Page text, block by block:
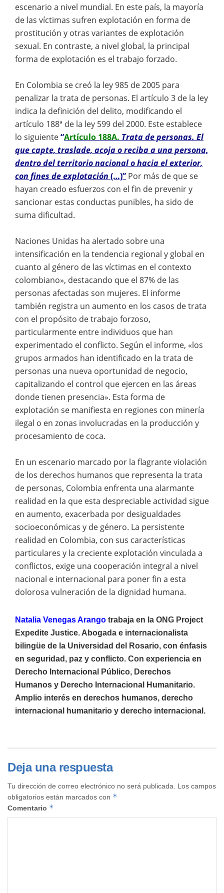
escenario a nivel mundial. En este país, la mayoría
de las víctimas sufren explotación en forma de
prostitución y otras variantes de explotación
sexual. En contraste, a nivel global, la principal
forma de explotación es el trabajo forzado.
En Colombia se creó la ley 985 de 2005 para
penalizar la trata de personas. El artículo 3 de la ley
indica la definición del delito, modificando el
artículo 188ª de la ley 599 del 2000. Este establece
lo siguiente“Artículo 188A. Trata de personas. El
que capte, traslade, acoja o reciba a una persona,
dentro del territorio nacional o hacia el exterior,
con fines de explotación (…)” Por más de que se
hayan creado esfuerzos con el fin de prevenir y
sancionar estas conductas punibles, ha sido de
suma dificultad.
Naciones Unidas ha alertado sobre una
intensificación en la tendencia regional y global en
cuanto al género de las víctimas en el contexto
colombiano», destacando que el 87% de las
personas afectadas son mujeres. El informe
también registra un aumento en los casos de trata
con el propósito de trabajo forzoso,
particularmente entre individuos que han
experimentado el conflicto. Según el informe, «los
grupos armados han identificado en la trata de
personas una nueva oportunidad de negocio,
capitalizando el control que ejercen en las áreas
donde tienen presencia». Esta forma de
explotación se manifiesta en regiones con minería
ilegal o en zonas involucradas en la producción y
procesamiento de coca.
En un escenario marcado por la flagrante violación
de los derechos humanos que representa la trata
de personas, Colombia enfrenta una alarmante
realidad en la que esta despreciable actividad sigue
en aumento, exacerbada por desigualdades
socioeconómicas y de género. La persistente
realidad en Colombia, con sus características
particulares y la creciente explotación vinculada a
conflictos, exige una cooperación integral a nivel
nacional e internacional para poner fin a esta
dolorosa vulneración de la dignidad humana.
Natalia Venegas Arango trabaja en la ONG Project
Expedite Justice. Abogada e internacionalista
bilingüe de la Universidad del Rosario, con énfasis
en seguridad, paz y conflicto. Con experiencia en
Derecho Internacional Público, Derechos
Humanos y Derecho Internacional Humanitario.
Amplio interés en derechos humanos, derecho
internacional humanitario y derecho internacional.
Deja una respuesta
Tu dirección de correo electrónico no será publicada.
Los campos
obligatorios están marcados con *
Comentario *